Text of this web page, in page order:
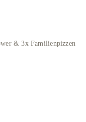
& 3x Familienpizzen